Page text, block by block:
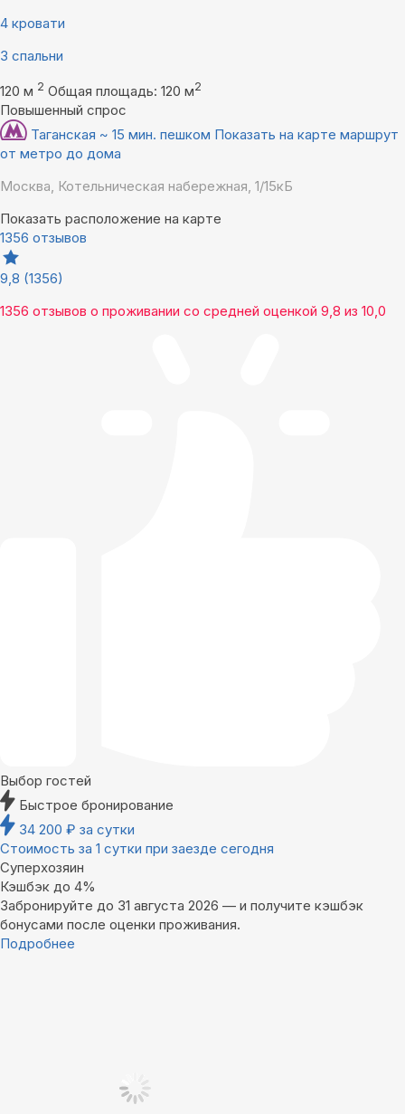
4 кровати
3 спальни
120 м 2 Общая площадь: 120 м2
Повышенный спрос
Таганская ~ 15 мин. пешком Показать на карте маршрут
от метро до дома
Москва, Котельническая набережная, 1/15кБ
Показать расположение на карте
1356 отзывов
9,8 (1356)
1356 отзывов о проживании со средней оценкой 9,8 из 10,0
Выбор гостей
Быстрое бронирование
34 200 ₽ за сутки
Стоимость за 1 сутки при заезде сегодня
Суперхозяин
Кэшбэк до 4%
Забронируйте до 31 августа 2026 — и получите кэшбэк
бонусами после оценки проживания.
Подробнее